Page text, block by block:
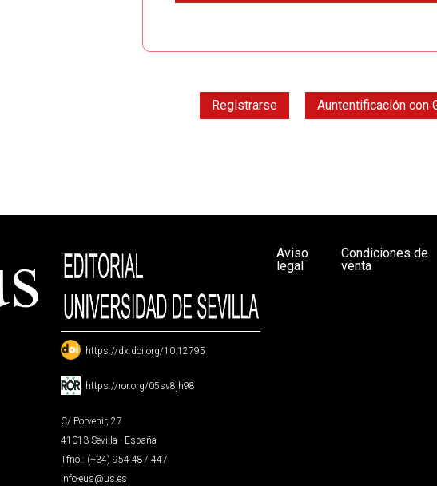
Registrarse Auntentificación con
: https://dx.doi.org/10.12795
: https://ror.org/05sv8jh98
C/ Porvenir, 27
41013 Sevilla · España
Tfno.: (+34) 954 487 447
info-eus@us.es
Aviso
legal
Condiciones de
venta